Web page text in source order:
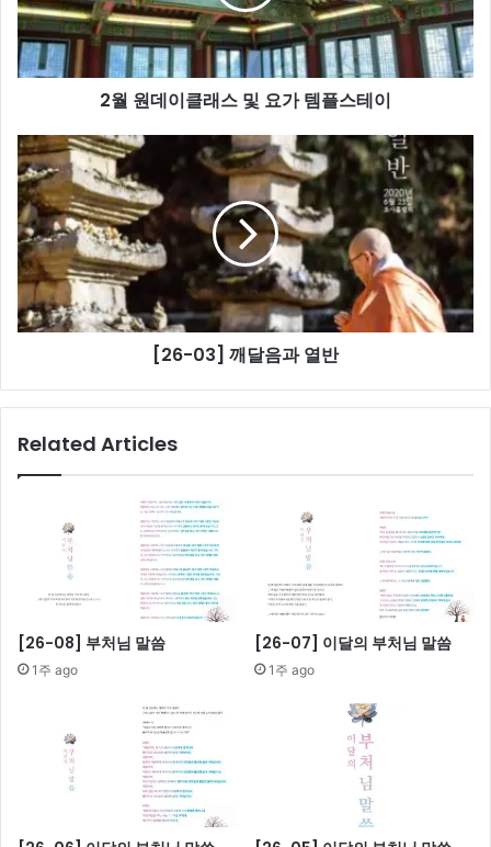
클
래
스
및
템
플
스
테
이
2월 원데이클래스 및 요가 템플스테이
[26-
03]
깨
달
음
과
열
반
[26-03] 깨달음과 열반
Related Articles
[26-08] 부처님 말씀
1주 ago
[26-07] 이달의 부처님 말씀
1주 ago